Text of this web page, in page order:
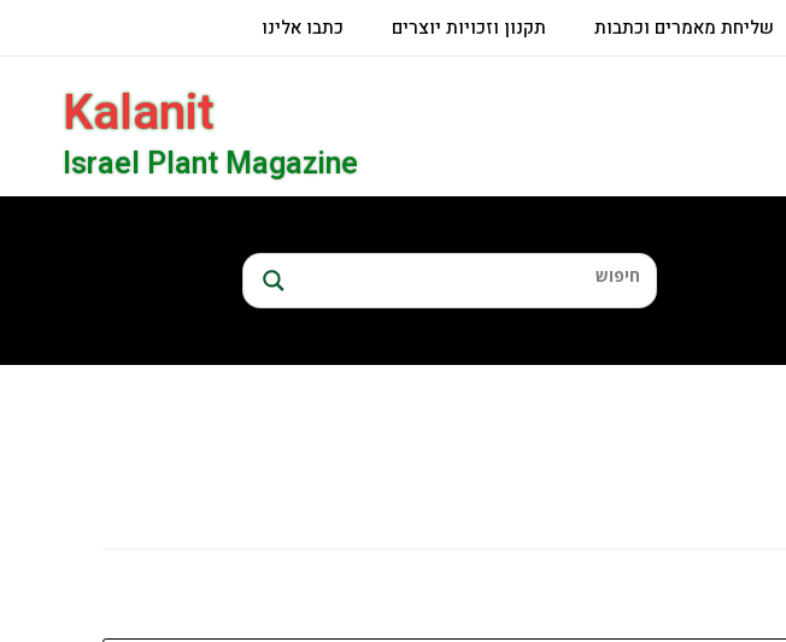
שליחת מאמרים וכתבות תקנון וזכויות יוצרים כתבו אלינו
Kalanit
Israel Plant Magazine